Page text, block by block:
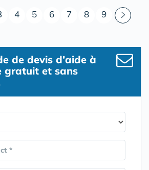
4 5 6 7 8 9
de devis d’aide à
gratuit et sans
*